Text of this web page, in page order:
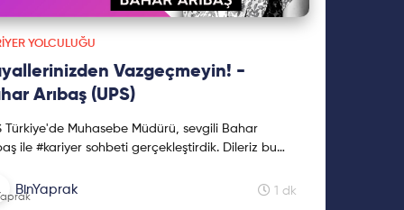
YOLCULUĞU
Vazgeçmeyin! -
Arıbaş (UPS)
Türkiye'de Muhasebe Müdürü, sevgili Bahar
ile #kariyer sohbeti gerçekleştirdik. Dileriz bu
BinYaprak 1 dk